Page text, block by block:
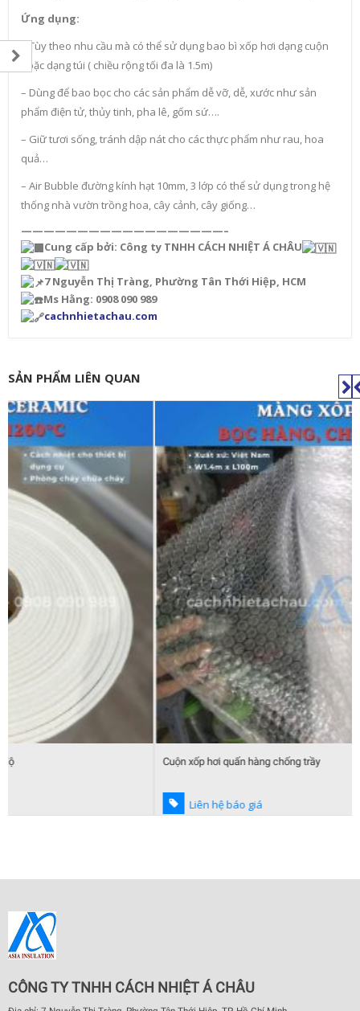
Ứng dụng:
– Tùy theo nhu cầu mà có thể sử dụng bao bì xốp hơi dạng cuộn
hoặc dạng túi ( chiều rộng tối đa là 1.5m)
– Dùng để bao bọc cho các sản phẩm dễ vỡ, dễ, xước như sản
phẩm điện tử, thủy tinh, pha lê, gốm sứ….
– Giữ tươi sống, tránh dập nát cho các thực phẩm như rau, hoa
quả…
– Air Bubble đường kính hạt 10mm, 3 lớp có thể sử dụng trong hệ
thống nhà vườn trồng hoa, cây cảnh, cây giống…
——————————————————–
Cung cấp bởi: Công ty TNHH CÁCH NHIỆT Á CHÂU
7 Nguyễn Thị Tràng, Phường Tân Thới Hiệp, HCM
Ms Hằng: 0908 090 989
cachnhietachau.com
SẢN PHẨM LIÊN QUAN
Cuộn xốp hơi quấn hàng chống trầy
CÔNG TY TNHH CÁCH NHIỆT Á CHÂU